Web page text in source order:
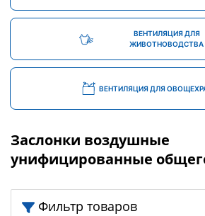
ВЕНТИЛЯЦИЯ ДЛЯ
ЖИВОТНОВОДСТВА
ВЕНТИЛЯЦИЯ ДЛЯ
Заслонки воздушные
унифицированные
Фильтр товаров